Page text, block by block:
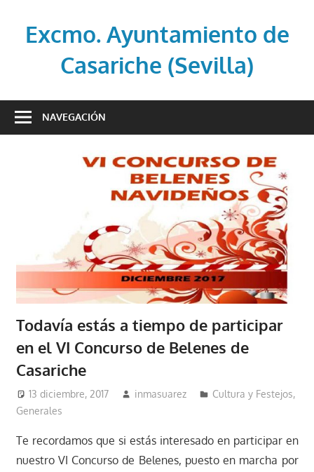
contenidoExcmo. Ayuntamiento de
Casariche (Sevilla)
oficialNAVEGACIÓN
Todavía estás a tiempo de participar
en el VI Concurso de Belenes de
Casariche
13 diciembre, 2017 inmasuarez Cultura y Festejos,
Generales
Te recordamos que si estás interesado en participar en
nuestro VI Concurso de Belenes, puesto en marcha por